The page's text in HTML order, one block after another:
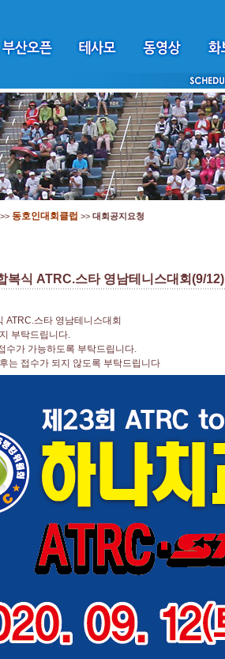
>> 동호인대회클럽 >> 대회공지요청
복식 ATRC.스타 영남테니스대회(9/12)
ATRC.스타 영남테니스대회
부탁드립니다.
수가 가능하도록 부탁드립니다.
는 접수가 되지 않도록 부탁드립니다